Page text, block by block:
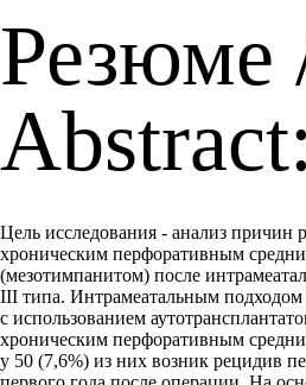
Резюме
Abstract:
Цель исследования - анализ причин
хроническим перфоративным
(мезотимпанитом) после
III типа. Интрамеатальным
с использованием
хроническим перфоративным
у 50 (7,6%) из них возник рецидив